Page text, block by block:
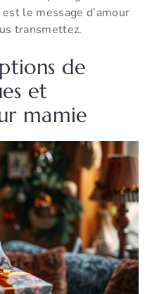
le message d’amour
transmettez.
de
et
mamie